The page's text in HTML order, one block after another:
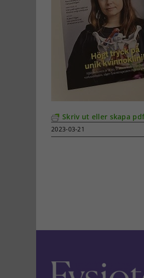
Skriv ut eller skapa
2023-03-21